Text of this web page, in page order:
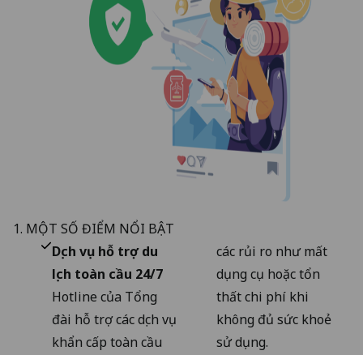
1. MỘT SỐ ĐIỂM NỔI BẬT
Dịch vụ hỗ trợ du
lịch toàn cầu 24/7
Hotline của Tổng
đài hỗ trợ các dịch vụ
khẩn cấp toàn cầu
các rủi ro như mất
dụng cụ hoặc tổn
thất chi phí khi
không đủ sức khoẻ
sử dụng.